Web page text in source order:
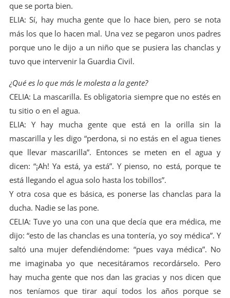
que se porta bien.
ELIA: Sí, hay mucha gente que lo hace bien, pero se nota
más los que lo hacen mal. Una vez se pegaron unos padres
porque uno le dijo a un niño que se pusiera las chanclas y
tuvo que intervenir la Guardia Civil.
¿Qué es lo que más le molesta a la gente?
CELIA: La mascarilla. Es obligatoria siempre que no estés en
tu sitio o en el agua.
ELIA: Y hay mucha gente que está en la orilla sin la
mascarilla y les digo “perdona, si no estás en el agua tienes
que llevar mascarilla”. Entonces se meten en el agua y
dicen: “¡Ah! Ya está, ya está”. Y pienso, no está, porque te
está llegando el agua solo hasta los tobillos”.
Y otra cosa que es básica, es ponerse las chanclas para la
ducha. Nadie se las pone.
CELIA: Tuve yo una con una que decía que era médica, me
dijo: “esto de las chanclas es una tontería, yo soy médica”. Y
saltó una mujer defendiéndome: “pues vaya médica”. No
me imaginaba yo que necesitáramos recordárselo. Pero
hay mucha gente que nos dan las gracias y nos dicen que
nos teníamos que tirar aquí todos los años porque se